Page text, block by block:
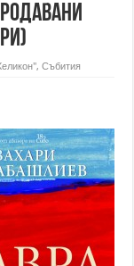
,Събития